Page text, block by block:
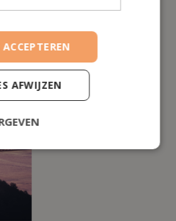
AFWIJZEN